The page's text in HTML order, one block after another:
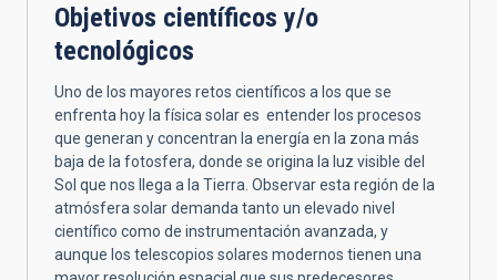
Objetivos científicos y/o
tecnológicos
Uno de los mayores retos científicos a los que se
enfrenta hoy la física solar es entender los procesos
que generan y concentran la energía en la zona más
baja de la fotosfera, donde se origina la luz visible del
Sol que nos llega a la Tierra. Observar esta región de la
atmósfera solar demanda tanto un elevado nivel
científico como de instrumentación avanzada, y
aunque los telescopios solares modernos tienen una